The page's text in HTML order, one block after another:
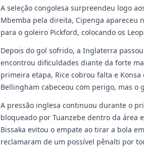
A seleção congolesa surpreendeu logo
Mbemba pela direita, Cipenga apareceu
para o goleiro Pickford, colocando os
Depois do gol sofrido, a Inglaterra
encontrou dificuldades diante da forte
primeira etapa, Rice cobrou falta e
Bellingham cabeceou com perigo, mas o
A pressão inglesa continuou durante o
bloqueado por Tuanzebe dentro da área
Bissaka evitou o empate ao tirar a bola
reclamaram de um possível pênalti por